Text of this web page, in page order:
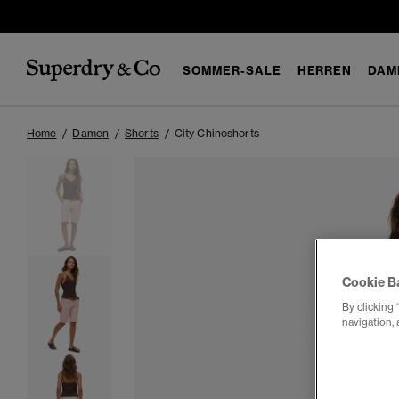
SOMMER-SALE HERREN
Home Damen Shorts City Chinoshorts
Cookie
By clicking
navigation,